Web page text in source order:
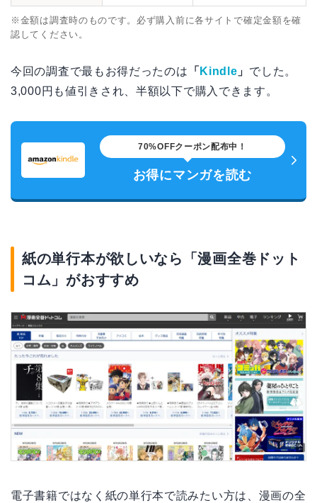
※金額は調査時のものです。必ず購入前に各サイトで確定金額を確
認してください。
今回の調査で最もお得だったのは 「 Kindle 」 でした。
3,000円も値引きされ、半額以下で購入できます。
70%OFFクーポン配布中！
お得にマンガを読む
紙の単行本が欲しいなら「漫画全巻ドット
コム」がおすすめ
電子書籍ではなく紙の単行本で読みたい方は、漫画の全